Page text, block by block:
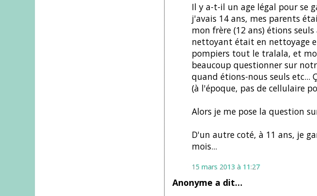
Il y a-t-il un age légal pour se
j'avais 14 ans, mes parents
mon frère (12 ans) étions
nettoyant était en nettoyage
pompiers tout le tralala, et
beaucoup questionner sur
quand étions-nous seuls etc...
(à l'époque, pas de cellulaire
Alors je me pose la question
D'un autre coté, à 11 ans, je
mois...
15 mars 2013 à 11:27
Anonyme a dit…